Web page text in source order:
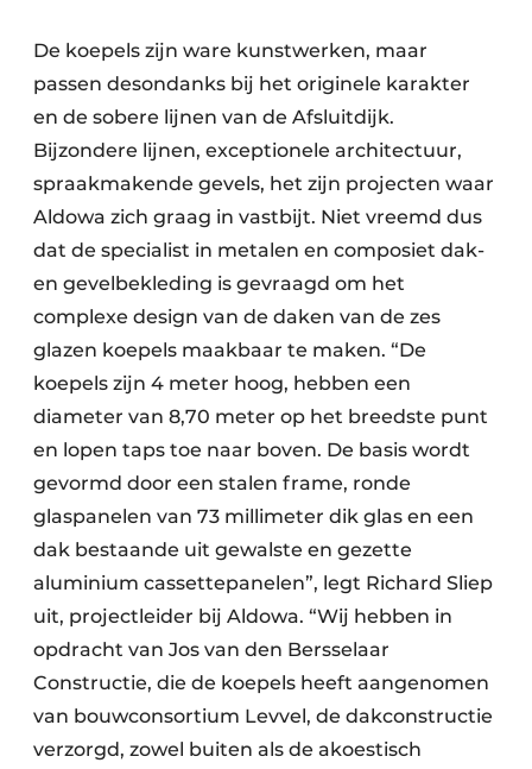
De koepels zijn ware kunstwerken, maar
passen desondanks bij het originele karakter
en de sobere lijnen van de Afsluitdijk.
Bijzondere lijnen, exceptionele architectuur,
spraakmakende gevels, het zijn projecten waar
Aldowa zich graag in vastbijt. Niet vreemd dus
dat de specialist in metalen en composiet dak-
en gevelbekleding is gevraagd om het
complexe design van de daken van de zes
glazen koepels maakbaar te maken. “De
koepels zijn 4 meter hoog, hebben een
diameter van 8,70 meter op het breedste punt
en lopen taps toe naar boven. De basis wordt
gevormd door een stalen frame, ronde
glaspanelen van 73 millimeter dik glas en een
dak bestaande uit gewalste en gezette
aluminium cassettepanelen”, legt Richard Sliep
uit, projectleider bij Aldowa. “Wij hebben in
opdracht van Jos van den Bersselaar
Constructie, die de koepels heeft aangenomen
van bouwconsortium Levvel, de dakconstructie
verzorgd, zowel buiten als de akoestisch